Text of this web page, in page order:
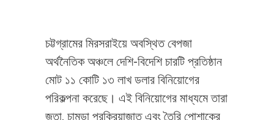
চট্টগ্রামের মিরসরাইয়ে অবস্থিত বেপজা
অর্থনৈতিক অঞ্চলে দেশি-বিদেশি চারটি প্রতিষ্ঠান
মোট ১১ কোটি ১৩ লাখ ডলার বিনিয়োগের
পরিকল্পনা করেছে। এই বিনিয়োগের মাধ্যমে তারা
জুতা, চামড়া প্রক্রিয়াজাত এবং তৈরি পোশাকের